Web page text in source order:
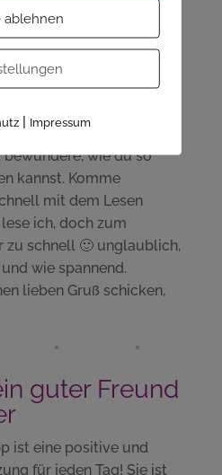
findest, gib bitte im Store
oder
kommst du auf die
deine App auf meinem
wie du so
kannst. Komme
mit dem Lesen
ich, doch zum
zu schnell 🙂 unglaublich,
wie spannend.
lieben Gruß schicken,
guter Freund
ist eine positive und
für jeden Tag! Sie ist
ablehnen
| Impressum